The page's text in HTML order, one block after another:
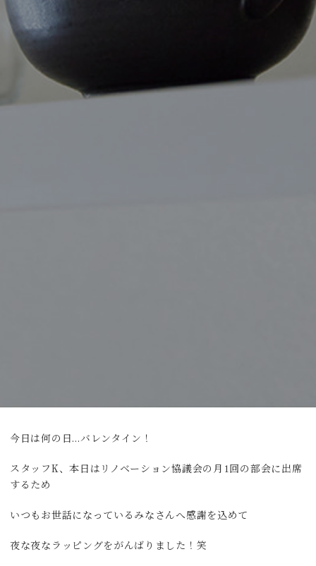
今日は何の日…バレンタイン！
スタッフK、本日はリノベーション協議会の月1回の部会に出席
するため
いつもお世話になっているみなさんへ感謝を込めて
夜な夜なラッピングをがんばりました！笑